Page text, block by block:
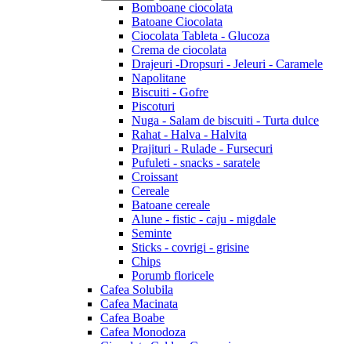
Bomboane ciocolata
Batoane Ciocolata
Ciocolata Tableta - Glucoza
Crema de ciocolata
Drajeuri -Dropsuri - Jeleuri - Caramele
Napolitane
Biscuiti - Gofre
Piscoturi
Nuga - Salam de biscuiti - Turta dulce
Rahat - Halva - Halvita
Prajituri - Rulade - Fursecuri
Pufuleti - snacks - saratele
Croissant
Cereale
Batoane cereale
Alune - fistic - caju - migdale
Seminte
Sticks - covrigi - grisine
Chips
Porumb floricele
Cafea Solubila
Cafea Macinata
Cafea Boabe
Cafea Monodoza